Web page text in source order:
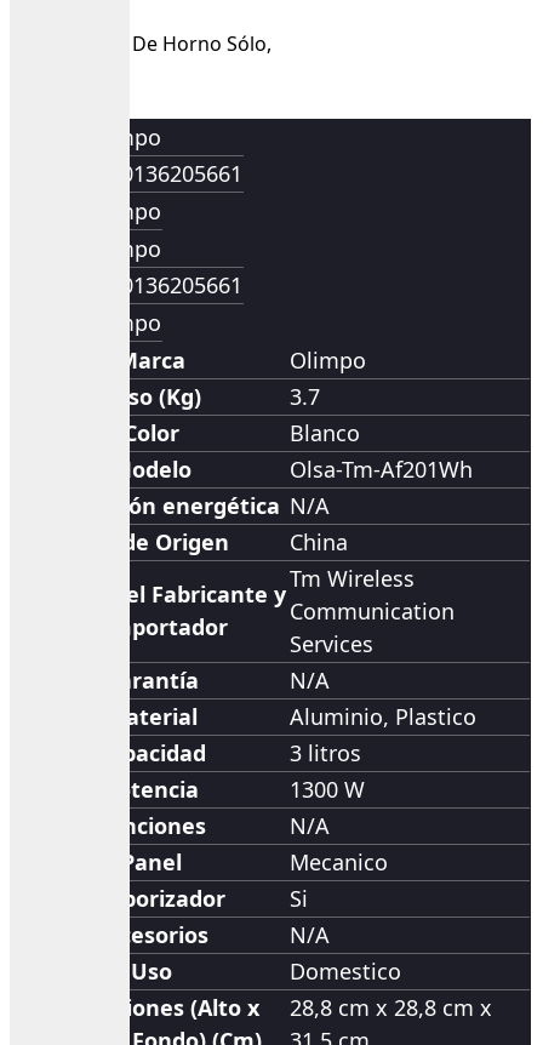
Con Bandeja De Horno Sólo,
Olimpo
7700136205661
Olimpo
Olimpo
7700136205661
Olimpo
Marca
Olimpo
Peso (Kg)
3.7
Color
Blanco
Modelo
Olsa-Tm-Af201Wh
Clasificación energética N/A
País de Origen
China
Nombre del Fabricante y
/o Importador
Tm Wireless
Communication
Services
Garantía
N/A
Material
Aluminio, Plastico
Capacidad
3 litros
Potencia
1300 W
Funciones
N/A
Panel
Mecanico
Temporizador
Si
Accesorios
N/A
Uso
Domestico
Dimensiones (Alto x
28,8 cm x 28,8 cm x